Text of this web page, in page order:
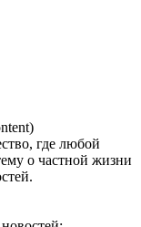
где любой
о частной жизни